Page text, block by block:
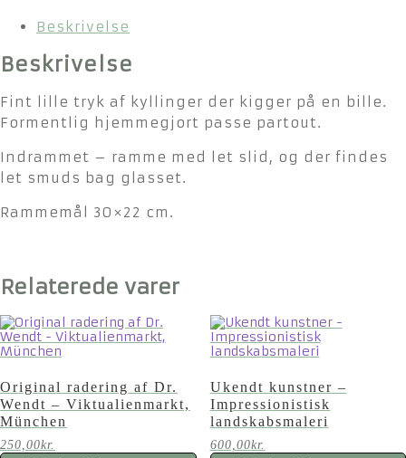
Beskrivelse
Beskrivelse
Fint lille tryk af kyllinger der kigger på en bille.
Formentlig hjemmegjort passe partout.
Indrammet – ramme med let slid, og der findes
let smuds bag glasset.
Rammemål 30×22 cm.
Relaterede varer
Original radering af Dr.
Wendt – Viktualienmarkt,
München
250,00kr.
Ukendt kunstner –
Impressionistisk
landskabsmaleri
600,00kr.